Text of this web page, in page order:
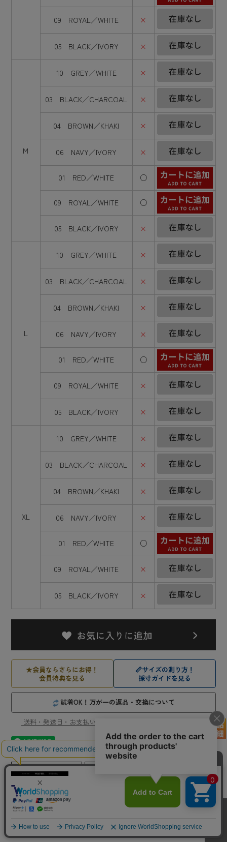
09 ROYAL／WHITE ×
05 BLACK／IVORY ×
M
10 GREY／WHITE ×
03 BLACK／CHARCOAL ×
04 BROWN／KHAKI ×
06 NAVY／IVORY ×
01 RED／WHITE ○
09 ROYAL／WHITE ○
05 BLACK／IVORY ×
L
10 GREY／WHITE ×
03 BLACK／CHARCOAL ×
04 BROWN／KHAKI ×
06 NAVY／IVORY ×
01 RED／WHITE ○
09 ROYAL／WHITE ×
05 BLACK／IVORY ×
XL
10 GREY／WHITE ×
03 BLACK／CHARCOAL ×
04 BROWN／KHAKI ×
06 NAVY／IVORY ×
01 RED／WHITE ○
09 ROYAL／WHITE ×
05 BLACK／IVORY ×
★会員ならさらにお得！
会員特典を見る
📏サイズの測り方！
採寸ガイドを見る
試着OK！万が一の返品・交換について
送料・発送日・お支払い方法、店舗受け取りについてはこちら